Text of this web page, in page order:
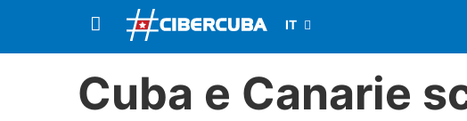
Cuba e Canarie